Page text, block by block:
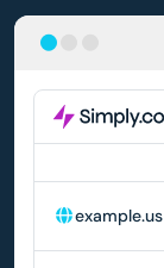
example.us